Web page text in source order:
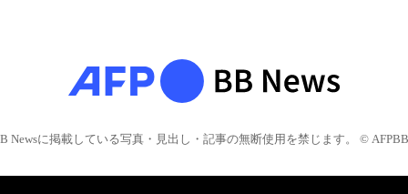
Newsに掲載している写真・見出し・記事の無断使用を禁じます。 © AFPBB